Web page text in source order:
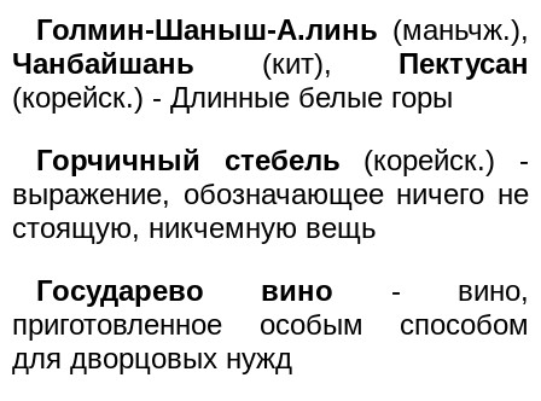
Голмин-Шаныш-А.линь (маньчж.),
Чанбайшань (кит), Пектусан
(корейск.) - Длинные белые горы
Горчичный стебель (корейск.) -
выражение, обозначающее ничего не
стоящую, никчемную вещь
Государево вино - вино,
приготовленное особым способом
для дворцовых нужд